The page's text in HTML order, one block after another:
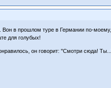
в прошлом туре в Германии по-
для голубых!
он говорит: "Смотри сюда!